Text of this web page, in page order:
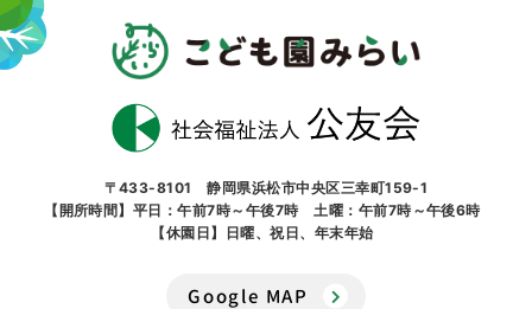
〒433-8101 静岡県浜松市中央区三幸町159-1
【開所時間】平日：午前7時～午後7時 土曜：午前7時～午後6時
【休園日】日曜、祝日、年末年始
Google MAP